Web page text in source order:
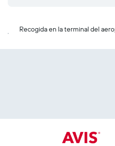
Recogida en la terminal del